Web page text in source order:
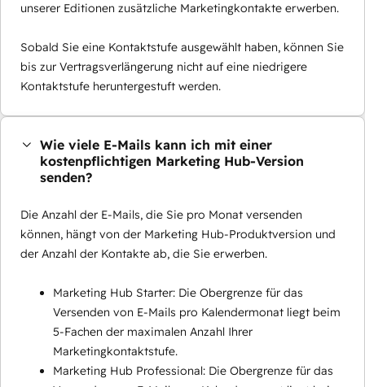
unserer Editionen zusätzliche Marketingkontakte erwerben.
Sobald Sie eine Kontaktstufe ausgewählt haben, können Sie
bis zur Vertragsverlängerung nicht auf eine niedrigere
Kontaktstufe heruntergestuft werden.
Wie viele E-Mails kann ich mit einer
kostenpflichtigen Marketing Hub-Version
senden?
Die Anzahl der E-Mails, die Sie pro Monat versenden
können, hängt von der Marketing Hub-Produktversion und
der Anzahl der Kontakte ab, die Sie erwerben.
Marketing Hub Starter: Die Obergrenze für das
Versenden von E-Mails pro Kalendermonat liegt beim
5-Fachen der maximalen Anzahl Ihrer
Marketingkontaktstufe.
Marketing Hub Professional: Die Obergrenze für das